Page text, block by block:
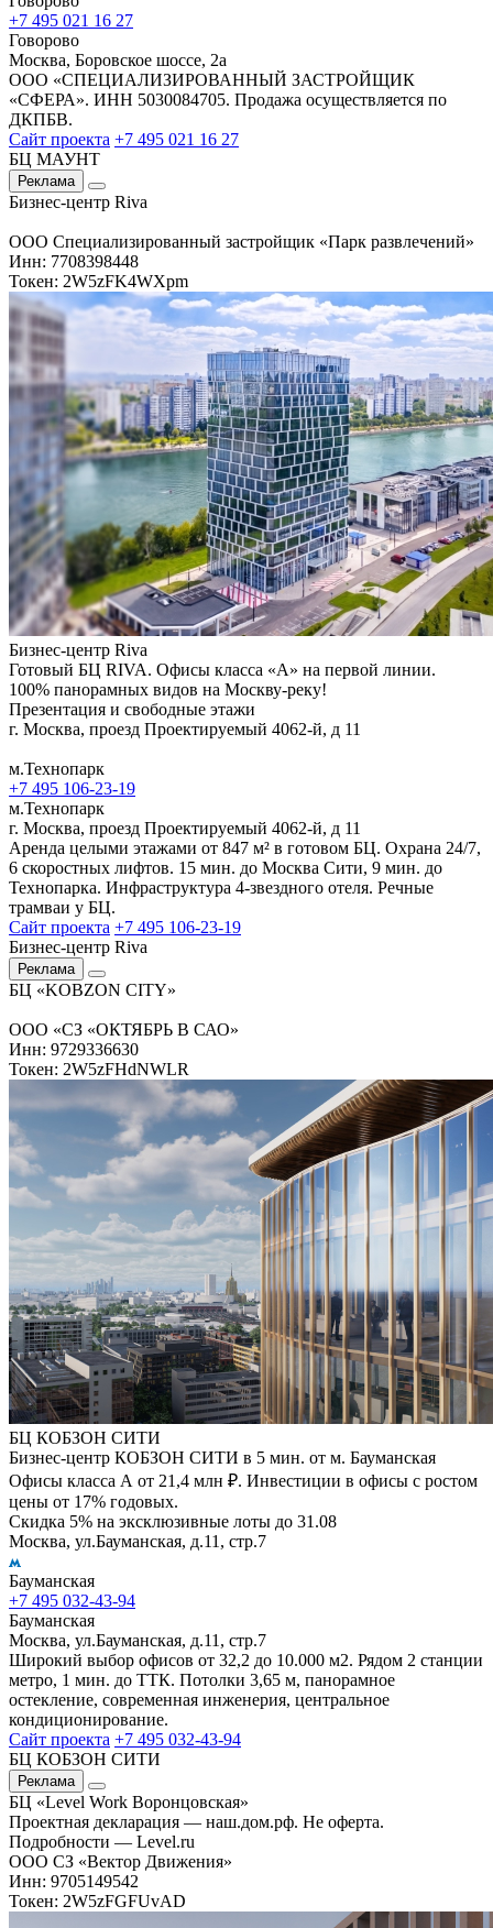
+7 495 021 16 27
Говорово
Москва, Боровское шоссе, 2а
ООО «СПЕЦИАЛИЗИРОВАННЫЙ ЗАСТРОЙЩИК
«СФЕРА». ИНН 5030084705. Продажа осуществляется по
ДКПБВ.
Сайт проекта +7 495 021 16 27
БЦ МАУНТ
Реклама
Бизнес-центр Riva
ООО Специализированный застройщик «Парк развлечений»
Инн: 7708398448
Токен: 2W5zFK4WXpm
Бизнес-центр Riva
Готовый БЦ RIVA. Офисы класса «А» на первой линии.
100% панорамных видов на Москву-реку!
Презентация и свободные этажи
г. Москва, проезд Проектируемый 4062-й, д 11
м.Технопарк
+7 495 106-23-19
м.Технопарк
г. Москва, проезд Проектируемый 4062-й, д 11
Аренда целыми этажами от 847 м² в готовом БЦ. Охрана 24/7,
6 скоростных лифтов. 15 мин. до Москва Сити, 9 мин. до
Технопарка. Инфраструктура 4-звездного отеля. Речные
трамваи у БЦ.
Сайт проекта +7 495 106-23-19
Бизнес-центр Riva
Реклама
БЦ «KOBZON CITY»
ООО «СЗ «ОКТЯБРЬ В САО»
Инн: 9729336630
Токен: 2W5zFHdNWLR
БЦ КОБЗОН СИТИ
Бизнес-центр КОБЗОН СИТИ в 5 мин. от м. Бауманская
Офисы класса А от 21,4 млн ₽. Инвестиции в офисы с ростом
цены от 17% годовых.
Скидка 5% на эксклюзивные лоты до 31.08
Москва, ул.Бауманская, д.11, стр.7
Бауманская
+7 495 032-43-94
Бауманская
Москва, ул.Бауманская, д.11, стр.7
Широкий выбор офисов от 32,2 до 10.000 м2. Рядом 2 станции
метро, 1 мин. до ТТК. Потолки 3,65 м, панорамное
остекление, современная инженерия, центральное
кондиционирование.
Сайт проекта +7 495 032-43-94
БЦ КОБЗОН СИТИ
Реклама
БЦ «Level Work Воронцовская»‎
Проектная декларация — наш.дом.рф. Не оферта.
Подробности — Level.ru
ООО СЗ «Вектор Движения»
Инн: 9705149542
Токен: 2W5zFGFUvAD